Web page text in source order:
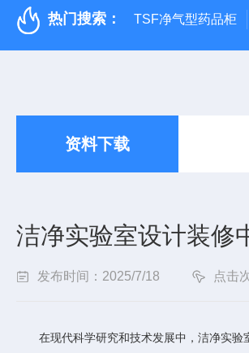
热门搜索： TSF净气型药品柜
资料下载
洁净实验室设计装修
发布时间：2025/7/18 点击
在现代科学研究和技术发展中，洁净实验室